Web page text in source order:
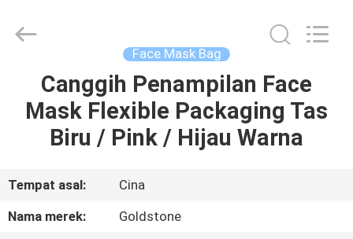
RUMAH
PRODUK
VIDEO
Jiaxing
Co.,Ltd.
Face Mask Bag
Canggih Penampilan Face
Mask Flexible Packaging Tas
Biru / Pink / Hijau Warna
Tempat asal:
Cina
Nama merek:
Goldstone